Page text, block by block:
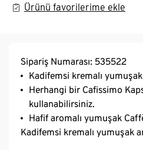
Ürünü favorilerime ekle
Sipariş Numarası: 535522
Kadifemsi kremalı
Herhangi bir Cafissimo
kullanabilirsiniz.
Hafif aromalı yumuşak
Kadifemsi kremalı yumuşak